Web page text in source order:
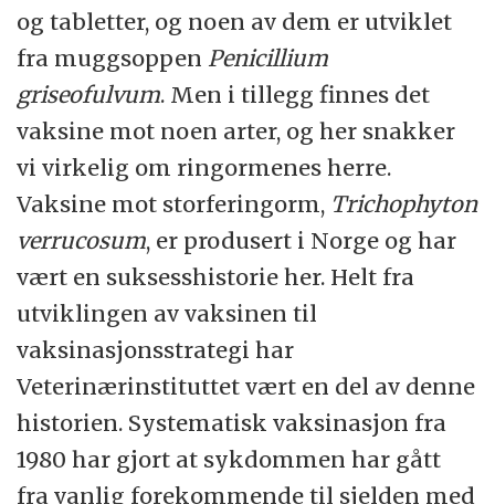
og tabletter, og noen av dem er utviklet
fra muggsoppen Penicillium
griseofulvum. Men i tillegg finnes det
vaksine mot noen arter, og her snakker
vi virkelig om ringormenes herre.
Vaksine mot storferingorm, Trichophyton
verrucosum, er produsert i Norge og har
vært en suksesshistorie her. Helt fra
utviklingen av vaksinen til
vaksinasjonsstrategi har
Veterinærinstituttet vært en del av denne
historien. Systematisk vaksinasjon fra
1980 har gjort at sykdommen har gått
fra vanlig forekommende til sjelden med